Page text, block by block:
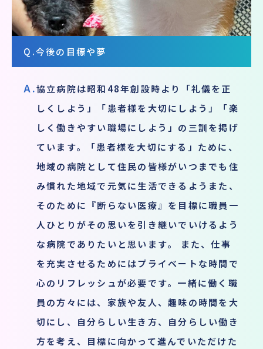
Q.今後の目標や夢
A.協立病院は昭和48年創設時より「礼儀を正
しくしよう」「患者様を大切にしよう」「楽
しく働きやすい職場にしよう」の三訓を掲げ
ています。「患者様を大切にする」ために、
地域の病院として住民の皆様がいつまでも住
み慣れた地域で元気に生活できるようまた、
そのために『断らない医療』を目標に職員一
人ひとりがその思いを引き継いでいけるよう
な病院でありたいと思います。 また、仕事
を充実させるためにはプライベートな時間で
心のリフレッシュが必要です。一緒に働く職
員の方々には、家族や友人、趣味の時間を大
切にし、自分らしい生き方、自分らしい働き
方を考え、目標に向かって進んでいただけた